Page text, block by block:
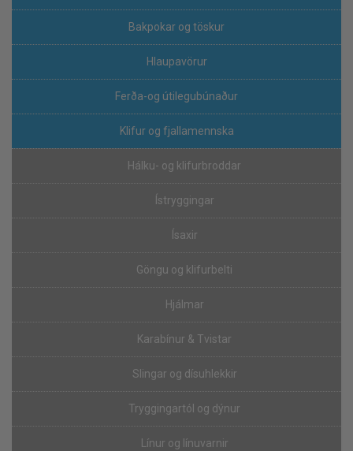
Bakpokar og töskur
Hlaupavörur
Ferða-og útilegubúnaður
Klifur og fjallamennska
Hálku- og klifurbroddar
Ístryggingar
Ísaxir
Göngu og klifurbelti
Hjálmar
Karabínur & Tvistar
Slingar og dísuhlekkir
Tryggingartól og dýnur
Línur og línuvarnir